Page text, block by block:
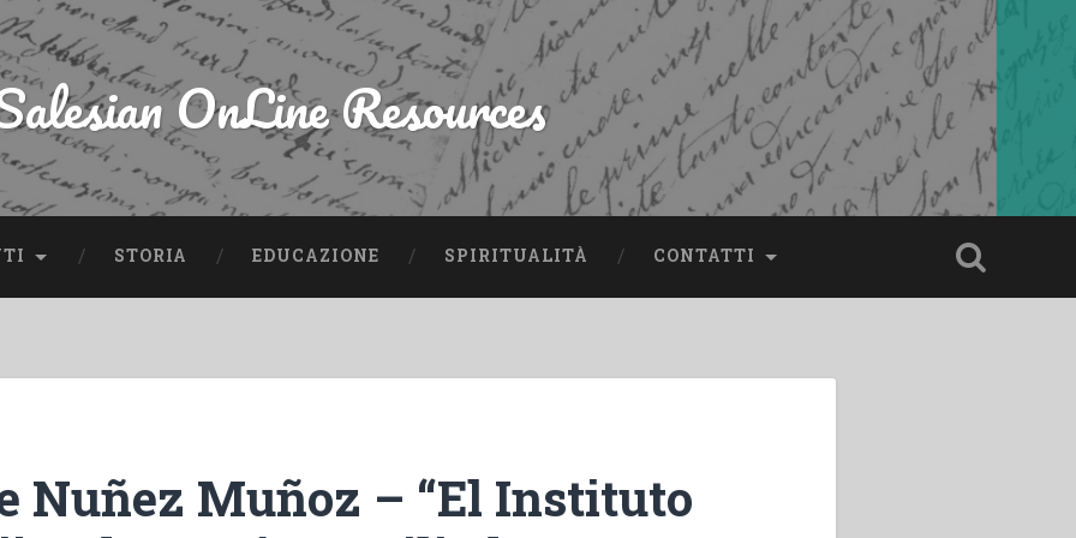
OnLine Resources
STORIA EDUCAZIONE SPIRITUALITÀ CONTATTI
Nuñez Muñoz – “El Instituto